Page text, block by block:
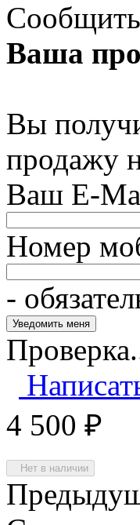
Сообщить
Ваша
Вы
продажу
Ваш E-
Номер
-
4 500 ₽
Нет в наличии